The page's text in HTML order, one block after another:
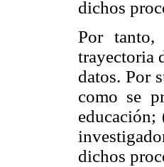
dichos
Por
trayectoria
datos. Por
como se
educación;
dichos